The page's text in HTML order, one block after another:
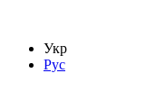
Укр
Рус